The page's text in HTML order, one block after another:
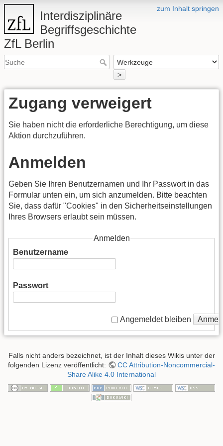
zum Inhalt springen
Interdisziplinäre
Begriffsgeschichte
ZfL Berlin
>
Zugang verweigert
Sie haben nicht die erforderliche Berechtigung, um diese
Aktion durchzuführen.
Anmelden
Geben Sie Ihren Benutzernamen und Ihr Passwort in das
Formular unten ein, um sich anzumelden. Bitte beachten
Sie, dass dafür "Cookies" in den Sicherheitseinstellungen
Ihres Browsers erlaubt sein müssen.
Anmelden
Benutzername
Passwort
Angemeldet bleiben
Falls nicht anders bezeichnet, ist der Inhalt dieses Wikis unter der
folgenden Lizenz veröffentlicht:
CC Attribution-Noncommercial-
Share Alike 4.0 International